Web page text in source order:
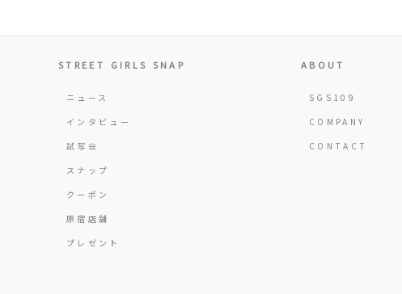
STREET GIRLS SNAP
ニュース
インタビュー
試写会
スナップ
クーポン
原宿店舗
プレゼント
ABOUT
SGS109
COMPANY
CONTACT